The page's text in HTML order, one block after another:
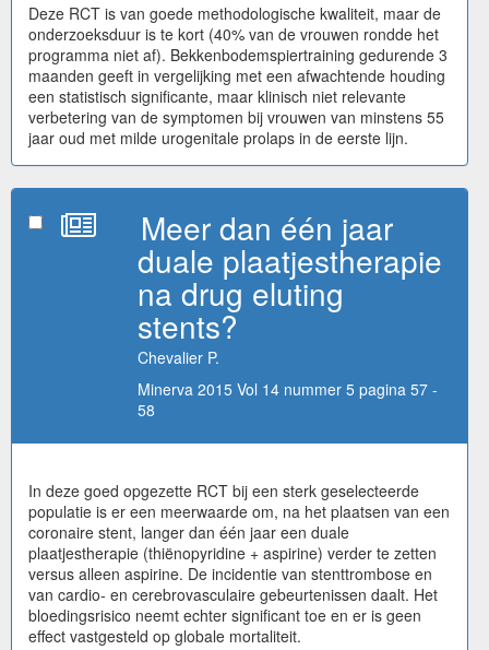
Deze RCT is van goede methodologische kwaliteit, maar de
onderzoeksduur is te kort (40% van de vrouwen rondde het
programma niet af). Bekkenbodemspiertraining gedurende 3
maanden geeft in vergelijking met een afwachtende houding
een statistisch significante, maar klinisch niet relevante
verbetering van de symptomen bij vrouwen van minstens 55
jaar oud met milde urogenitale prolaps in de eerste lijn.
Meer dan één jaar
duale plaatjestherapie
na drug eluting
stents?
Chevalier P.
Minerva 2015 Vol 14 nummer 5 pagina 57 -
58
In deze goed opgezette RCT bij een sterk geselecteerde
populatie is er een meerwaarde om, na het plaatsen van een
coronaire stent, langer dan één jaar een duale
plaatjestherapie (thiënopyridine + aspirine) verder te zetten
versus alleen aspirine. De incidentie van stenttrombose en
van cardio- en cerebrovasculaire gebeurtenissen daalt. Het
bloedingsrisico neemt echter significant toe en er is geen
effect vastgesteld op globale mortaliteit.